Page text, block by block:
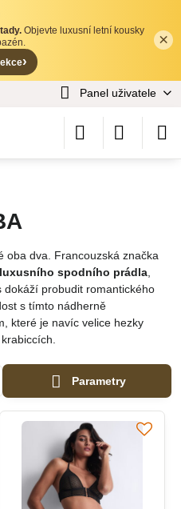
✕
×
Objevte luxusní letní kousky
›
Panel uživatele
oba dva. Francouzská značka
luxusního spodního prádla
dokáží probudit romantického
s tímto nádherně
které je navíc velice hezky
Parametry